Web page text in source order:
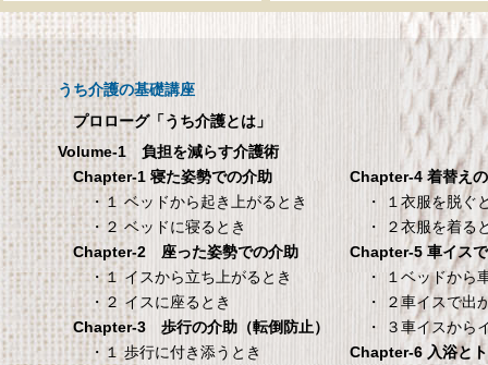
タンスのゲン 介護用ベ
ッドテーブル キャスタ
ー付き 伸縮式 高さ調節
可能 Licht リヒト
65090050BR
タンスのゲン 介護用ベッドテー
ブル キャスター付き 伸縮式 高さ
調節可能 Licht リヒト
65090050BR
TANITA 【乗った人
タリと当てる「乗
機能」搭載】 体組
ホワイト BC-754-
TANITA 【乗った人をピタ
てる「乗るピタ機能」搭載
組成計 ホワイト BC-754-
うち介護の基礎講座
プロローグ「うち介護とは」
Volume-1 負担を減らす介護術
Chapter-1 寝た姿勢での介助
・１ ベッドから起き上がるとき
・２ ベッドに寝るとき
Chapter-2 座った姿勢での介助
・１ イスから立ち上がるとき
・２ イスに座るとき
Chapter-3 歩行の介助（転倒防止）
・１ 歩行に付き添うとき
Chapter-4 着替え
・ １衣服を脱ぐ
・ ２衣服を着る
Chapter-5 車イス
・ １ベッドから
・ ２車イスで出
・ ３車イスから
Chapter-6 入浴と